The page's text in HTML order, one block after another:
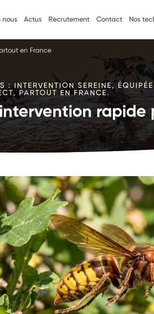
nous Actus Recrutement Contact Nos
en France
INTERVENTION SEREINE,
PARTOUT EN FRANCE.
rapide